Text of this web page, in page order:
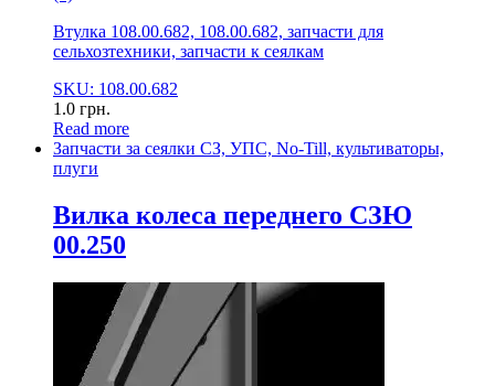
Втулка 108.00.682, 108.00.682, запчасти для
сельхозтехники, запчасти к сеялкам
SKU: 108.00.682
1.0 грн.
Read more
Запчасти за сеялки СЗ, УПС, No-Till, культиваторы,
плуги
Вилка колеса переднего СЗЮ
00.250